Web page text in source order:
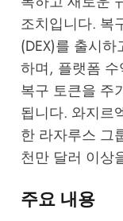
조치입니다. 복
(DEX)를 출시
하며, 플랫폼
복구 토큰을 주
됩니다. 와지르
한 라자루스 그
천만 달러 이상
주요 내용